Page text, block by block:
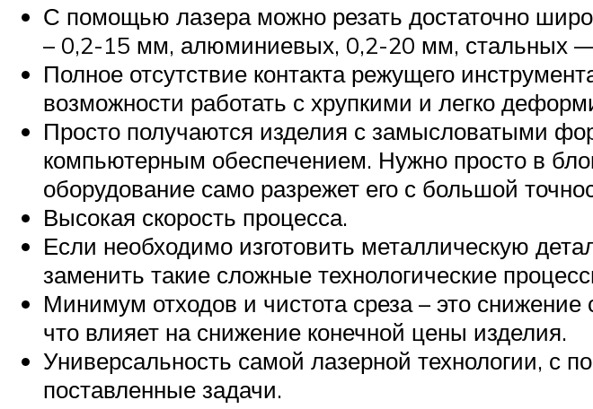
С помощью лазера можно резать достаточно
– 0,2-15 мм, алюминиевых, 0,2-20 мм, стальных
Полное отсутствие контакта режущего
возможности работать с хрупкими и легко
Просто получаются изделия с замысловатыми
компьютерным обеспечением. Нужно просто в
оборудование само разрежет его с большой
Высокая скорость процесса.
Если необходимо изготовить металлическую
заменить такие сложные технологические
Минимум отходов и чистота среза – это
что влияет на снижение конечной цены изделия.
Универсальность самой лазерной технологии, с
поставленные задачи.